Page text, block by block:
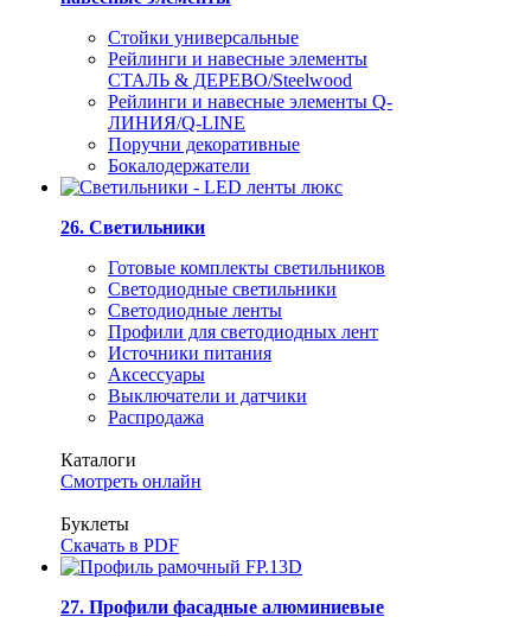
Стойки универсальные
Рейлинги и навесные элементы
СТАЛЬ & ДЕРЕВО/Steelwood
Рейлинги и навесные элементы Q-
ЛИНИЯ/Q-LINE
Поручни декоративные
Бокалодержатели
26. Светильники
Готовые комплекты светильников
Светодиодные светильники
Светодиодные ленты
Профили для светодиодных лент
Источники питания
Аксессуары
Выключатели и датчики
Распродажа
Каталоги
Смотреть онлайн
Буклеты
Скачать в PDF
27. Профили фасадные алюминиевые